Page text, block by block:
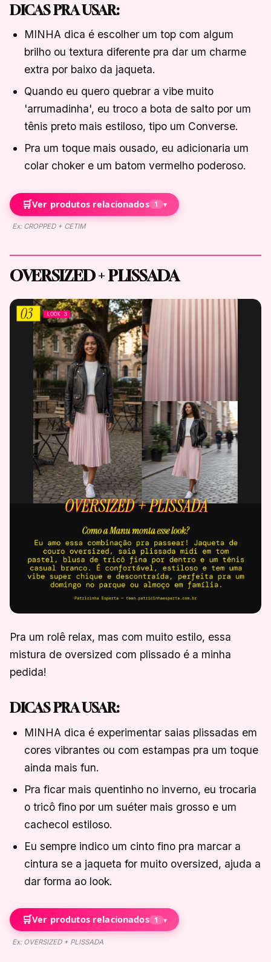
DICAS PRA USAR:
MINHA dica é escolher um top com algum
brilho ou textura diferente pra dar um charme
extra por baixo da jaqueta.
Quando eu quero quebrar a vibe muito
'arrumadinha', eu troco a bota de salto por um
tênis preto mais estiloso, tipo um Converse.
Pra um toque mais ousado, eu adicionaria um
colar choker e um batom vermelho poderoso.
🛒Ver produtos relacionados 1 ▾
Ex: CROPPED + CETIM
OVERSIZED + PLISSADA
Pra um rolê relax, mas com muito estilo, essa
mistura de oversized com plissado é a minha
pedida!
DICAS PRA USAR:
MINHA dica é experimentar saias plissadas em
cores vibrantes ou com estampas pra um toque
ainda mais fun.
Pra ficar mais quentinho no inverno, eu trocaria
o tricô fino por um suéter mais grosso e um
cachecol estiloso.
Eu sempre indico um cinto fino pra marcar a
cintura se a jaqueta for muito oversized, ajuda a
dar forma ao look.
🛒Ver produtos relacionados 1 ▾
Ex: OVERSIZED + PLISSADA